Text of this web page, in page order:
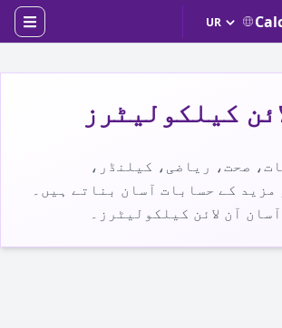
کیلکولیٹرز
صحت، ریاضی، کیلنڈر،
مزید کے حسابات آسان بناتے ہیں۔
آن لائن کیلکولیٹرز۔